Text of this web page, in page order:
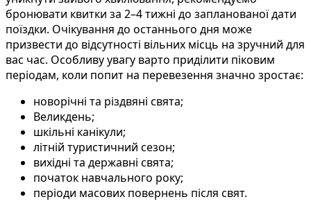
бронювати квитки за 2–4 тижні до запланованої дати
поїздки. Очікування до останнього дня може
призвести до відсутності вільних місць на зручний для
вас час. Особливу увагу варто приділити піковим
періодам, коли попит на перевезення значно зростає:
новорічні та різдвяні свята;
Великдень;
шкільні канікули;
літній туристичний сезон;
вихідні та державні свята;
початок навчального року;
періоди масових повернень після свят.